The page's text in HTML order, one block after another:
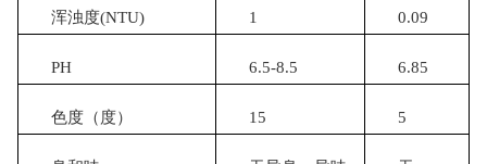
浑浊度(NTU) 1 0.09
PH 6.5-8.5 6.85
色度（度） 15 5